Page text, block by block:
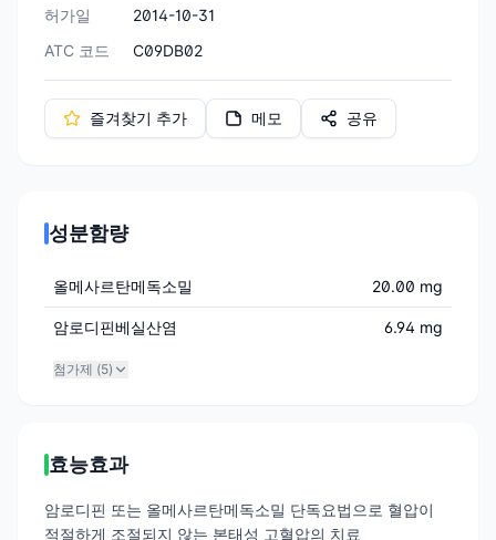
허가일
2014-10-31
ATC 코드
C09DB02
즐겨찾기 추가 메모 공유
성분함량
올메사르탄메독소밀 20.00 mg
암로디핀베실산염 6.94 mg
첨가제 (5)
효능효과
암로디핀 또는 올메사르탄메독소밀 단독요법으로 혈압이
적절하게 조절되지 않는 본태성 고혈압의 치료